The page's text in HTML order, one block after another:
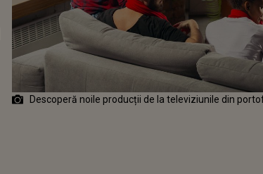
Descoperă noile producții de la televiziunile din